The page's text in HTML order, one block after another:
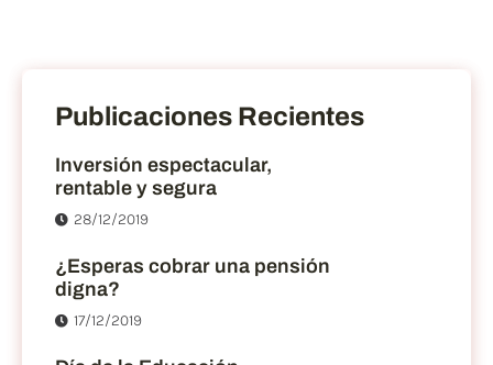
Publicaciones Recientes
Inversión espectacular,
rentable y segura
28/12/2019
¿Esperas cobrar una pensión
digna?
17/12/2019